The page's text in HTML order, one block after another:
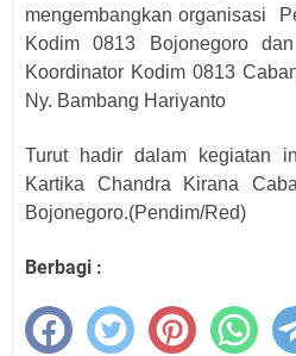
mengembangkan organisasi
Kodim 0813 Bojonegoro
Koordinator Kodim 0813
Ny. Bambang Hariyanto
Turut hadir dalam kegiatan
Kartika Chandra Kirana
Bojonegoro.(Pendim/Red)
Berbagi :